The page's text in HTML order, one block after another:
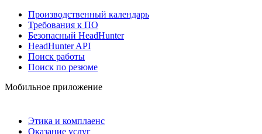
Производственный календарь
Требования к ПО
Безопасный HeadHunter
HeadHunter API
Поиск работы
Поиск по резюме
Мобильное приложение
Этика и комплаенс
Оказание услуг